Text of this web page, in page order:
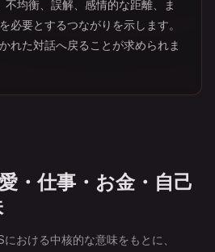
均衡、誤解、感情的な距離、ま
必要とするつながりを示します。
れた対話へ戻ることが求められま
・仕事・お金・自己
おける中核的な意味をもとに、